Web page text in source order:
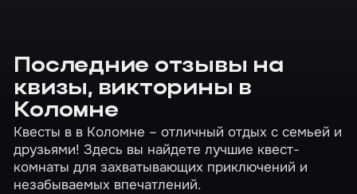
Последние отзывы на
квизы, викторины в
Коломне
Квесты в в Коломне – отличный отдых с семьей и
друзьями! Здесь вы найдете лучшие квест-
комнаты для захватывающих приключений и
незабываемых впечатлений.